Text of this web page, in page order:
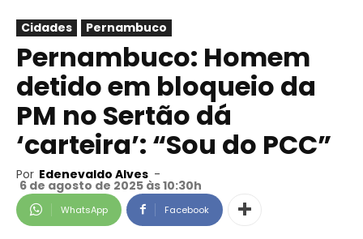
Cidades Pernambuco
Pernambuco: Homem
detido em bloqueio da
PM no Sertão dá
‘carteira’: “Sou do PCC”
Por Edenevaldo Alves -
6 de agosto de 2025 às 10:30h
WhatsApp Facebook